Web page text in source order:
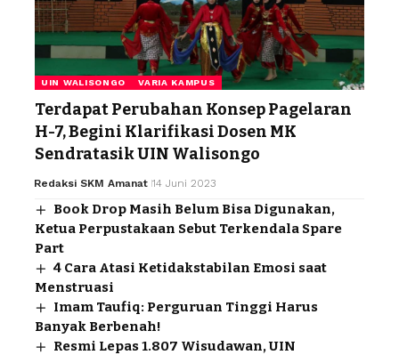
UIN WALISONGO VARIA KAMPUS
Terdapat Perubahan Konsep Pagelaran
H-7, Begini Klarifikasi Dosen MK
Sendratasik UIN Walisongo
Redaksi SKM Amanat 14 Juni 2023
Book Drop Masih Belum Bisa Digunakan,
Ketua Perpustakaan Sebut Terkendala Spare
Part
4 Cara Atasi Ketidakstabilan Emosi saat
Menstruasi
Imam Taufiq: Perguruan Tinggi Harus
Banyak Berbenah!
Resmi Lepas 1.807 Wisudawan, UIN